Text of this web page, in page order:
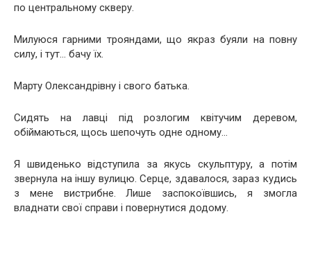
по центральному скверу.
Милуюся гарними трояндами, що якраз буяли на повну
силу, і тут… бачу їх.
Марту Олександрівну і свого батька.
Сидять на лавці під розлогим квітучим деревом,
обіймаються, щось шепочуть одне одному…
Я швиденько відступила за якусь скульптуру, а потім
звернула на іншу вулицю. Серце, здавалося, зараз кудись
з мене вистрибне. Лише заспокоївшись, я змогла
владнати свої справи і повернутися додому.